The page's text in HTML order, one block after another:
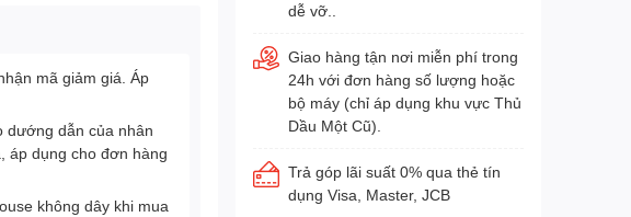
mã giảm giá. Áp
dướng dẫn của nhân
áp dụng cho đơn hàng
không dây khi mua
dễ vỡ..
Giao hàng tận nơi miễn phí trong
24h với đơn hàng số lượng hoặc
bộ máy (chỉ áp dụng khu vực Thủ
Dầu Một Cũ).
Trả góp lãi suất 0% qua thẻ tín
dụng Visa, Master, JCB